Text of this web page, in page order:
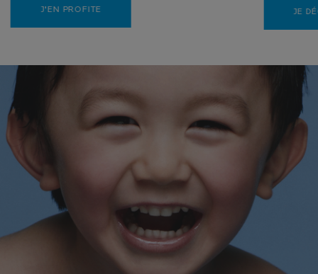
J'EN PROFITE JE